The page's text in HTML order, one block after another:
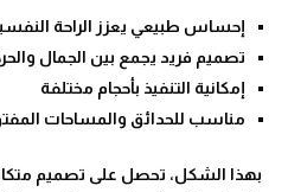
إحساس طبيعي يعزز الراحة
تصميم فريد يجمع بين الجمال
إمكانية التنفيذ بأحجام مختلفة
مناسب للحدائق والمساحات
بهذا الشكل، تحصل على تصميم